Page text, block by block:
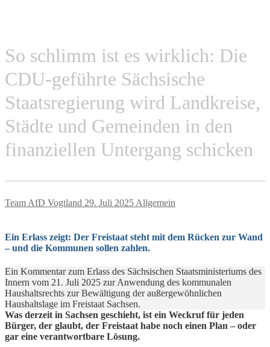
So schlimm ist es wirklich: Die
CDU-geführte Sächsische
Staatsregierung wird Landkreise,
Städte und Gemeinden in den
finanziellen Untergang schicken
Team AfD Vogtland 29. Juli 2025 Allgemein
Ein Erlass zeigt: Der Freistaat steht mit dem Rücken zur Wand
– und die Kommunen sollen zahlen.
Ein Kommentar zum Erlass des Sächsischen Staatsministeriums des
Innern vom 21. Juli 2025 zur Anwendung des kommunalen
Haushaltsrechts zur Bewältigung der außergewöhnlichen
Haushaltslage im Freistaat Sachsen.
Was derzeit in Sachsen geschieht, ist ein Weckruf für jeden
Bürger, der glaubt, der Freistaat habe noch einen Plan – oder
gar eine verantwortbare Lösung.